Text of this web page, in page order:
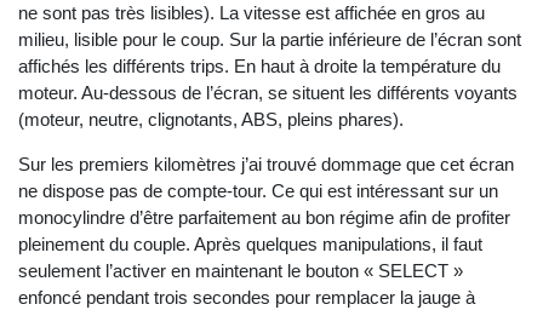
ne sont pas très lisibles). La vitesse est affichée en gros au
milieu, lisible pour le coup. Sur la partie inférieure de l’écran sont
affichés les différents trips. En haut à droite la température du
moteur. Au-dessous de l’écran, se situent les différents voyants
(moteur, neutre, clignotants, ABS, pleins phares).
Sur les premiers kilomètres j’ai trouvé dommage que cet écran
ne dispose pas de compte-tour. Ce qui est intéressant sur un
monocylindre d’être parfaitement au bon régime afin de profiter
pleinement du couple. Après quelques manipulations, il faut
seulement l’activer en maintenant le bouton « SELECT »
enfoncé pendant trois secondes pour remplacer la jauge à